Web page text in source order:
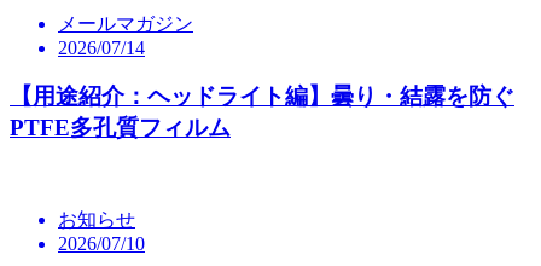
メールマガジン
2026/07/14
【用途紹介：ヘッドライト編】曇り・結露を防ぐ
PTFE多孔質フィルム
お知らせ
2026/07/10